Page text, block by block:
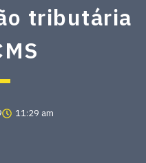
tributária
11:29 am